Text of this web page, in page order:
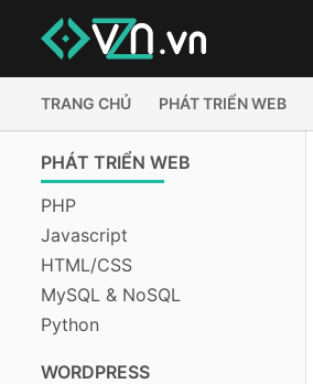
TRANG CHỦ PHÁT TRIỂN WEB
PHÁT TRIỂN WEB
PHP
Javascript
HTML/CSS
MySQL & NoSQL
Python
WORDPRESS